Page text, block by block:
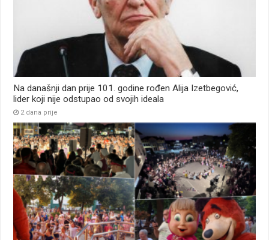
Na današnji dan prije 101. godine rođen Alija Izetbegović,
lider koji nije odstupao od svojih ideala
2 dana prije